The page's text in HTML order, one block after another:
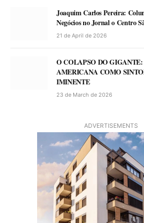
Joaquim Carlos Pereira:
Negócios no Jornal o Centro
21 de April de 2026
O COLAPSO DO
AMERICANA COMO
IMINENTE
23 de March de 2026
ADVERTISEMENTS